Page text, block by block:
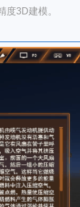
3D建模。